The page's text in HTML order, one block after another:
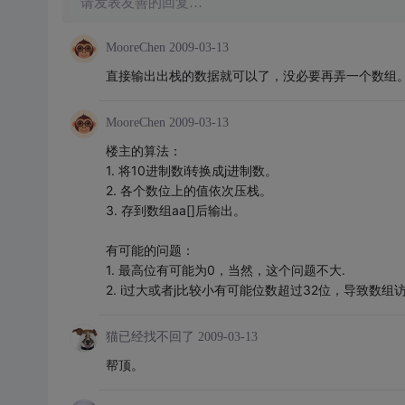
MooreChen 2009-03-13
直接输出出栈的数据就可以了，没必要再弄一个数组。
MooreChen 2009-03-13
楼主的算法：
1. 将10进制数i转换成j进制数。
2. 各个数位上的值依次压栈。
3. 存到数组aa[]后输出。
有可能的问题：
1. 最高位有可能为0，当然，这个问题不大.
2. i过大或者j比较小有可能位数超过32位，导致数组访
猫已经找不回了 2009-03-13
帮顶。